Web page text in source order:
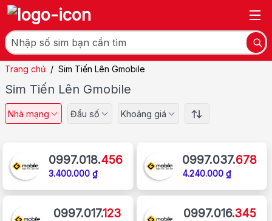
Trang chủ / Sim Tiến Lên Gmobile
Sim Tiến Lên Gmobile
Nhà mạng Đầu số Khoảng giá
0997.018.456
3.400.000 ₫
0997.037.678
4.240.000 ₫
0997.017.123 0997.016.345